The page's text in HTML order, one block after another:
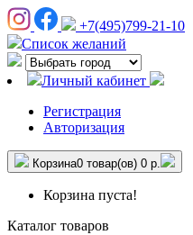
+7(495)799-21-10
Список желаний
Личный кабинет
Регистрация
Авторизация
Корзина0 товар(ов) 0 р.
Корзина пуста!
Каталог товаров